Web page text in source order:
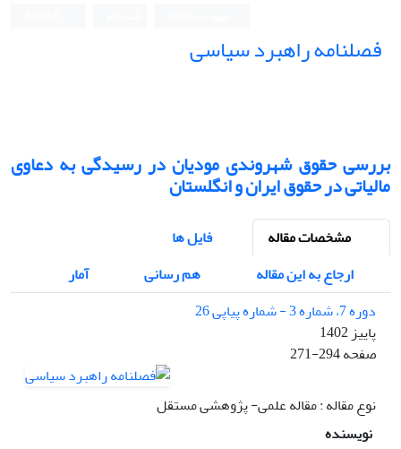
فصلنامه راهبرد سیاسی
بررسی حقوق شهروندی مودیان در رسیدگی به دعاوی
مالیاتی در حقوق ایران و انگلستان
مشخصات مقاله
فایل ها
ارجاع به این مقاله
هم رسانی
آمار
دوره 7، شماره 3 - شماره پیاپی 26
پاییز 1402
صفحه271-294
نوع مقاله : مقاله علمی- پژوهشی مستقل
نویسنده